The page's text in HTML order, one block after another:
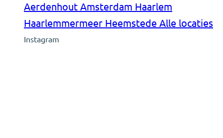
Aerdenhout Amsterdam Haarlem
Haarlemmermeer Heemstede Alle locaties
Instagram